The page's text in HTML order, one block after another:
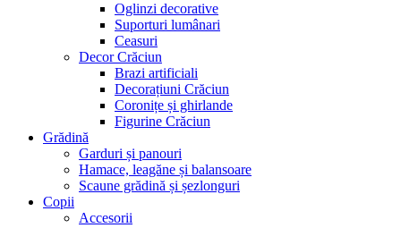
Oglinzi decorative
Suporturi lumânari
Ceasuri
Decor Crăciun
Brazi artificiali
Decorațiuni Crăciun
Coronițe și ghirlande
Figurine Crăciun
Grădină
Garduri și panouri
Hamace, leagăne și balansoare
Scaune grădină și șezlonguri
Copii
Accesorii